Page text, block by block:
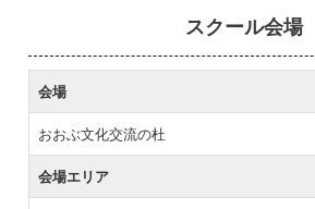
スクール会場
会場
おおぶ文化交流の杜
会場エリア